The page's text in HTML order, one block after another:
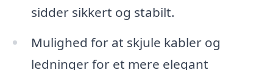
sidder sikkert og stabilt.
Mulighed for at skjule kabler og
ledninger for et mere elegant